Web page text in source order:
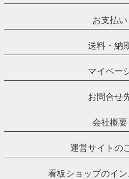
お支払い
送料・納
マイペー
お問合せ
会社概要
運営サイトの
看板ショップのイ